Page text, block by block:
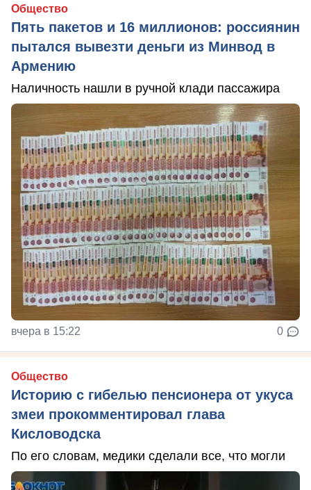
Общество
Пять пакетов и 16 миллионов: россиянин
пытался вывезти деньги из Минвод в
Армению
Наличность нашли в ручной клади пассажира
вчера в 15:22 0
Общество
Историю с гибелью пенсионера от укуса
змеи прокомментировал глава
Кисловодска
По его словам, медики сделали все, что могли